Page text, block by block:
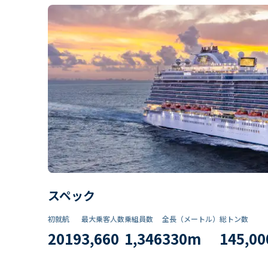
スペック
初就航
2019
最大乗客人数
3,660
乗組員数​
1,346
全長（メートル）
330m
総トン数​